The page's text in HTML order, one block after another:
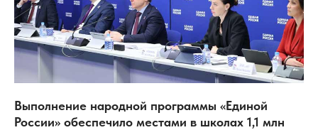
Выполнение народной программы «Единой
России» обеспечило местами в школах 1,1 млн